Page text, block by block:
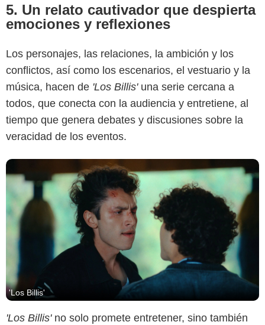
5. Un relato cautivador que despierta
emociones y reflexiones
Los personajes, las relaciones, la ambición y los
conflictos, así como los escenarios, el vestuario y la
música, hacen de 'Los Billis'una serie cercana a
todos, que conecta con la audiencia y entretiene, al
tiempo que genera debates y discusiones sobre la
veracidad de los eventos.
Prime Video
'Los Billis'
'Los Billis' no solo promete entretener, sino también